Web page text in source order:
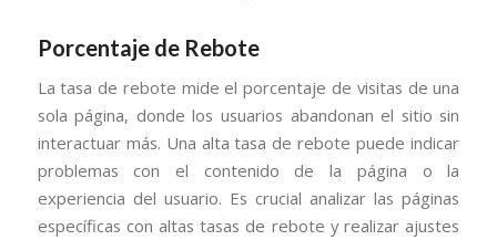
Porcentaje de Rebote
La tasa de rebote mide el porcentaje de visitas de una
sola página, donde los usuarios abandonan el sitio sin
interactuar más. Una alta tasa de rebote puede indicar
problemas con el contenido de la página o la
experiencia del usuario. Es crucial analizar las páginas
específicas con altas tasas de rebote y realizar ajustes